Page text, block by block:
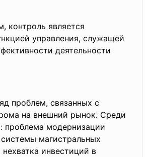
контроль является
управления, служащей
деятельности
проблем, связанных с
на внешний рынок. Среди
проблема модернизации
магистральных
нехватка инвестиций в